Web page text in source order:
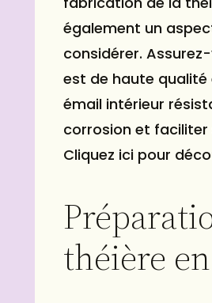
également un
considérer.
est de haute qualité
émail intérieur
corrosion et faciliter
Cliquez ici pour
théière